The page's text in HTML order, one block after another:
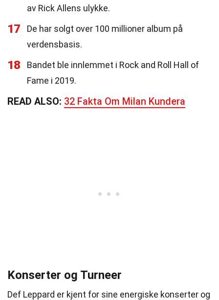
av Rick Allens ulykke.
17
De har solgt over 100 millioner album på
verdensbasis.
18
Bandet ble innlemmet i Rock and Roll Hall of
Fame i 2019.
READ ALSO: 32 Fakta Om Milan Kundera
Konserter og Turneer
Def Leppard er kjent for sine energiske konserter og